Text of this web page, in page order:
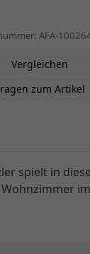
AFA-
Vergleichen
zum Artikel
spielt in